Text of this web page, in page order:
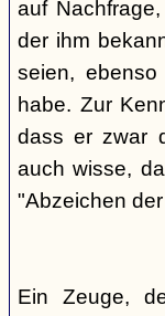
auf
der ihm
seien,
habe. Zur
dass er zwar
auch wisse,
"Abzeichen
Ein Zeuge,